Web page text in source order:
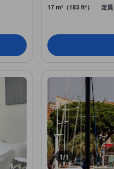
17 m²（183 ft²） 定
1/1